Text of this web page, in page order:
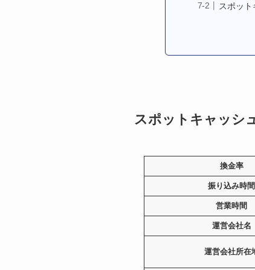
スポッ
スポットキャッシ
換金率
振り込み時間
営業時間
運営会社名
運営会社所在